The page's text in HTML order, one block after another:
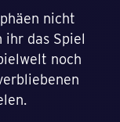
nicht
ihr das Spiel
noch